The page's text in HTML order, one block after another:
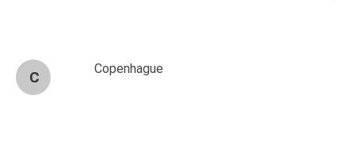
C
Copenhague